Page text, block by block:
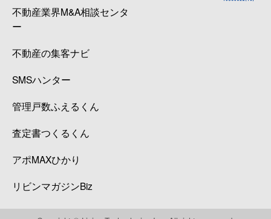
不動産業界M&A相談センタ
ー
不動産の集客ナビ
SMSハンター
管理戸数ふえるくん
査定書つくるくん
アポMAXひかり
リビンマガジンBiz